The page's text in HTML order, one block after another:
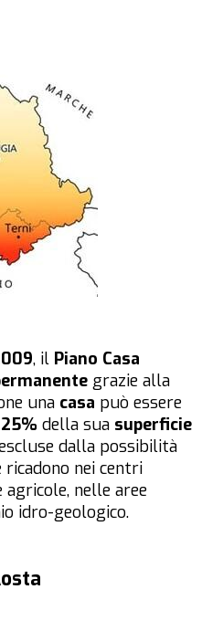
, il Piano Casa
grazie alla
una casa può essere
25% della sua superficie
dalla possibilità
ricadono nei centri
nelle aree
idro-geologico.